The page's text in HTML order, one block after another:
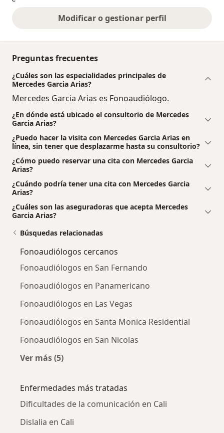
Modificar o gestionar perfil
Preguntas frecuentes
¿Cuáles son las especialidades principales de
Mercedes Garcia Arias?
Mercedes Garcia Arias es Fonoaudiólogo.
¿En dónde está ubicado el consultorio de Mercedes
Garcia Arias?
¿Puedo hacer la visita con Mercedes Garcia Arias en
línea, sin tener que desplazarme hasta su consultorio?
¿Cómo puedo reservar una cita con Mercedes Garcia
Arias?
¿Cuándo podría tener una cita con Mercedes Garcia
Arias?
¿Cuáles son las aseguradoras que acepta Mercedes
Garcia Arias?
Búsquedas relacionadas
Fonoaudiólogos cercanos
Fonoaudiólogos en San Fernando
Fonoaudiólogos en Panamericano
Fonoaudiólogos en Las Vegas
Fonoaudiólogos en Santa Monica Residential
Fonoaudiólogos en San Nicolas
Ver más (5)
Enfermedades más tratadas
Dificultades de la comunicación en Cali
Dislalia en Cali